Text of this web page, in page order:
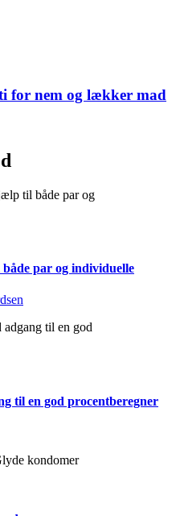
for nem og lækker mad
par og individuelle
til en god procentberegner